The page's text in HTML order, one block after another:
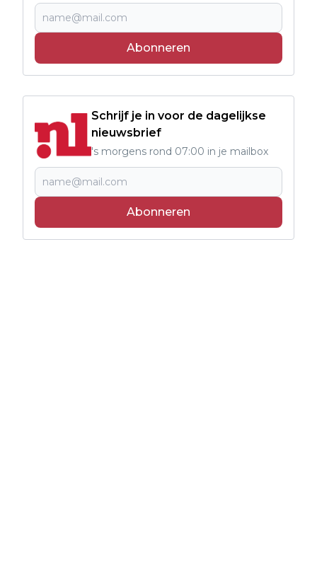
Abonneren
Schrijf je in voor de dagelijkse
nieuwsbrief
's morgens rond 07:00 in je mailbox
Abonneren